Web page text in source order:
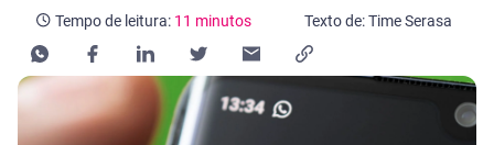
Tempo de leitura: 11 minutos Texto de: Time Serasa